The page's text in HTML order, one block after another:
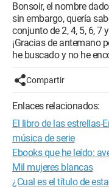
Bonsoir, el nombre
sin embargo, quería
conjunto de 2, 4, 5, 6, 7
¡Gracias de antemano
he buscado y no he
Compartir
Enlaces relacionados:
El libro de las estrellas-
música de serie
Ebooks que he leído:
Mil mujeres blancas
¿Cual es el título de